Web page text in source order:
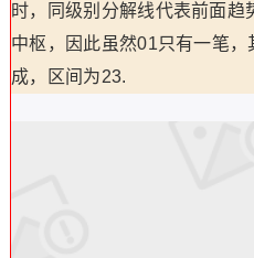
时，同级别分解线代表前面
中枢，因此虽然01只有一笔
成，区间为23.